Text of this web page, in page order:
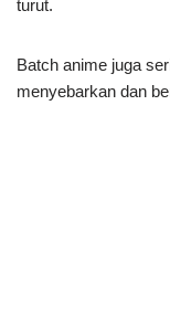
turut.
Batch anime juga
menyebarkan dan